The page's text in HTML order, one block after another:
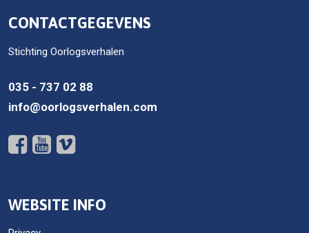
CONTACTGEGEVENS
Stichting Oorlogsverhalen
035 - 737 02 88
info@oorlogsverhalen.com
WEBSITE INFO